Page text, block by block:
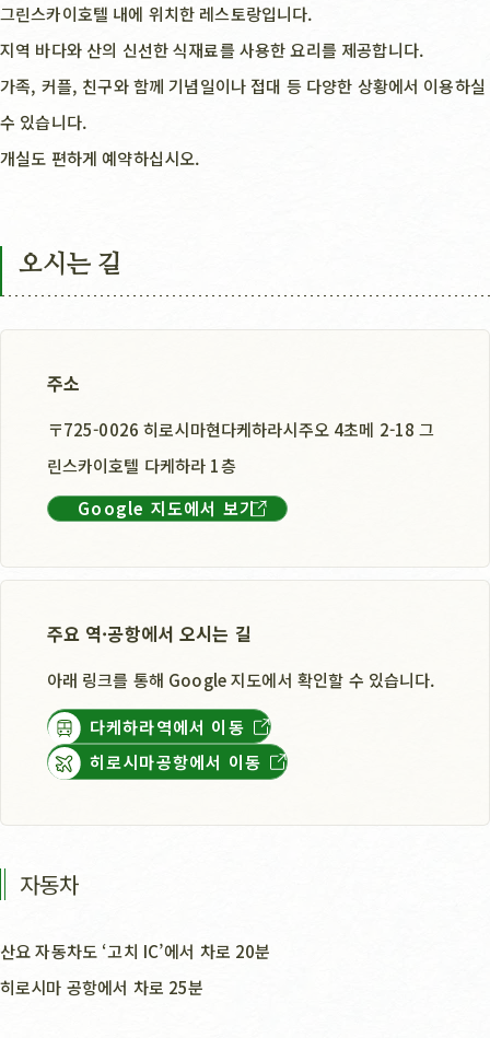
그린스카이호텔 내에 위치한 레스토랑입니다.
지역 바다와 산의 신선한 식재료를 사용한 요리를 제공합니다.
가족, 커플, 친구와 함께 기념일이나 접대 등 다양한 상황에서 이용하실
수 있습니다.
개실도 편하게 예약하십시오.
오시는 길
주소
〒725-0026 히로시마현다케하라시주오 4초메 2-18 그
린스카이호텔 다케하라 1층
Google 지도에서 보기
주요 역·공항에서 오시는 길
아래 링크를 통해 Google 지도에서 확인할 수 있습니다.
다케하라역에서 이동
히로시마공항에서 이동
자동차
산요 자동차도 ‘고치 IC’에서 차로 20분
히로시마 공항에서 차로 25분